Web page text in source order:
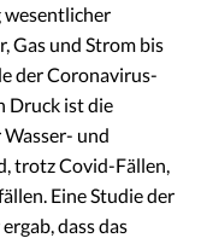
wesentlicher
Gas und Strom bis
der Coronavirus-
Druck ist die
und
trotz Covid-Fällen,
Eine Studie der
dass das